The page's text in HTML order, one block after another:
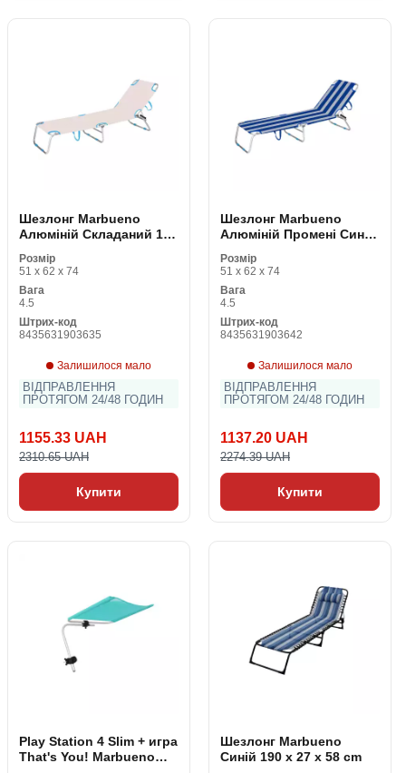
Шезлонг Marbueno
Алюміній Складаний 187
Розмір
51 x 62 x 74
Вага
4.5
Штрих-код
8435631903635
Залишилося мало
ВІДПРАВЛЕННЯ
ПРОТЯГОМ 24/48 ГОДИН
1155.33 UAH
2310.65 UAH
Купити
Шезлонг Marbueno
Алюміній Промені Синій
Розмір
51 x 62 x 74
Вага
4.5
Штрих-код
8435631903642
Залишилося мало
ВІДПРАВЛЕННЯ
ПРОТЯГОМ 24/48 ГОДИН
1137.20 UAH
2274.39 UAH
Купити
Play Station 4 Slim + игра
That's You! Marbueno
Шезлонг Marbueno
Синій 190 x 27 x 58 cm